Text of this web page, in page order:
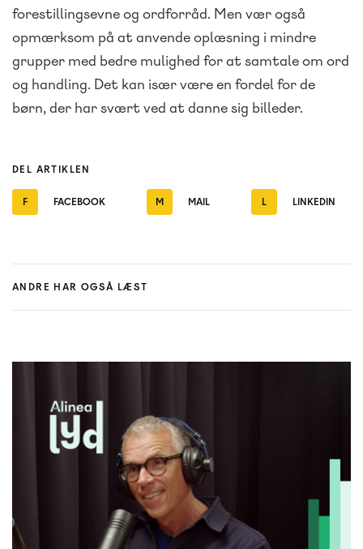
forestillingsevne og ordforråd. Men vær også
opmærksom på at anvende oplæsning i mindre
grupper med bedre mulighed for at samtale om ord
og handling. Det kan især være en fordel for de
børn, der har svært ved at danne sig billeder.
DEL ARTIKLEN
F FACEBOOK M MAIL L LINKEDIN
ANDRE HAR OGSÅ LÆST